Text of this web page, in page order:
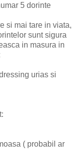
5 dorinte
si mai tare in viata,
sunt sigura
in masura in
urias si
( probabil ar